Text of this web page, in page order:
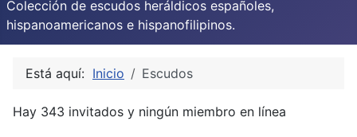
Colección de escudos heráldicos españoles,
hispanoamericanos e hispanofilipinos.
Está aquí: Inicio Escudos
Hay 343 invitados y ningún miembro en línea